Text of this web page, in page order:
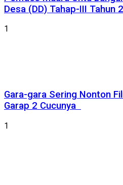
Desa (DD) Tahap-III Tahun
1
Gara-gara Sering Nonton
Garap 2 Cucunya
1